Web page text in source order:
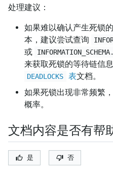
处理建议：
如果难以确认产生死锁
本，建议尝试查询
或
来获取死锁的等待链信
DEADLOCKS 表文档。
如果死锁出现非常频繁
概率。
文档内容是否有帮
是 否